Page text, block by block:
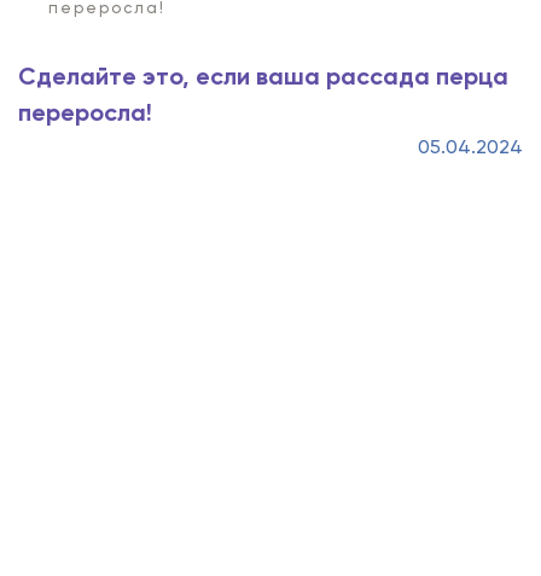
переросла!
Сделайте это, если ваша рассада перца
переросла!
05.04.2024